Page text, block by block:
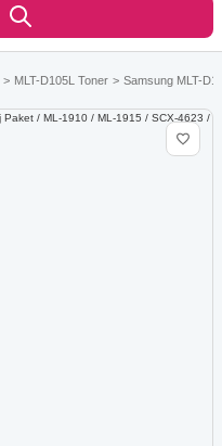
MLT-D105L Toner Samsung MLT-